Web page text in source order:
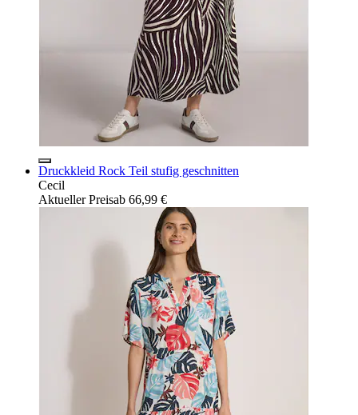
Druckkleid Rock Teil stufig geschnitten
Cecil
Aktueller Preisab 66,99 €